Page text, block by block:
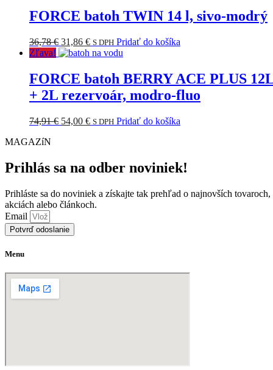
92,25 €.73,68 €.
FORCE batoh TWIN 14 l, sivo-modrý
36,78€ Pôvodná
cena
36,78 €.
31,86 €Aktuálna
cena
31,86 €.
S DPH Pridať do košíka
Zľava!
FORCE batoh BERRY ACE PLUS
+ 2L rezervoár, modro-fluo
74,91€ Pôvodná
54,00 €Aktuálna
S DPH Pridať do košíka
MAGAZíN
Prihlás sa na odber noviniek!
Prihláste sa do noviniek a získajte tak prehľad o najnovších tovaroch,
akciách alebo článkoch.
Email
Potvrď odoslanie
Menu